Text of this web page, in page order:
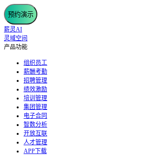
预约演示
薪灵AI
灵域空间
产品功能
组织员工
薪酬考勤
招聘管理
绩效激励
培训管理
集团管理
电子合同
智数分析
开放互联
人才管理
APP下载